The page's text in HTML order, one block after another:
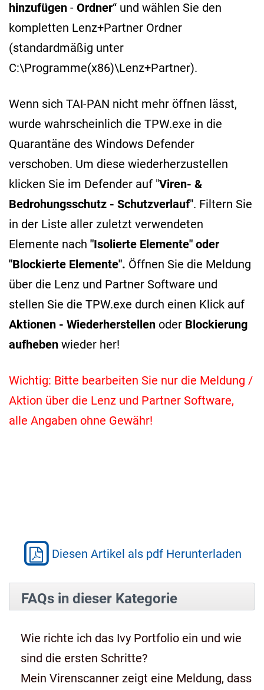
hinzufügen - Ordner“ und wählen Sie den
kompletten Lenz+Partner Ordner
(standardmäßig unter
C:\Programme(x86)\Lenz+Partner).
Wenn sich TAI-PAN nicht mehr öffnen lässt,
wurde wahrscheinlich die TPW.exe in die
Quarantäne des Windows Defender
verschoben. Um diese wiederherzustellen
klicken Sie im Defender auf "Viren- &
Bedrohungsschutz - Schutzverlauf". Filtern Sie
in der Liste aller zuletzt verwendeten
Elemente nach "Isolierte Elemente" oder
"Blockierte Elemente". Öffnen Sie die Meldung
über die Lenz und Partner Software und
stellen Sie die TPW.exe durch einen Klick auf
Aktionen - Wiederherstellen oder Blockierung
aufheben wieder her!
Wichtig: Bitte bearbeiten Sie nur die Meldung /
Aktion über die Lenz und Partner Software,
alle Angaben ohne Gewähr!
Diesen Artikel als pdf Herunterladen
FAQs in dieser Kategorie
Wie richte ich das Ivy Portfolio ein und wie
sind die ersten Schritte?
Mein Virenscanner zeigt eine Meldung, dass